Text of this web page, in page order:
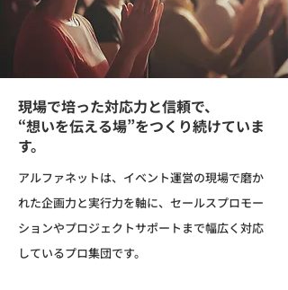
現場で培った対応力と信頼で、
“想いを伝える場”をつくり続けていま
す。
アルファネットは、イベント運営の現場で磨か
れた企画力と実行力を軸に、セールスプロモー
ションやプロジェクトサポートまで幅広く対応
しているプロ集団です。